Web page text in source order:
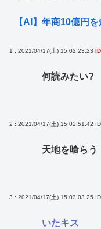
【AI】年商10億円
1 : 2021/04/17(土) 15:02:23.23
何読みたい?
2 : 2021/04/17(土) 15:02:51.42
天地を喰らう
3 : 2021/04/17(土) 15:03:03.25
いたキス